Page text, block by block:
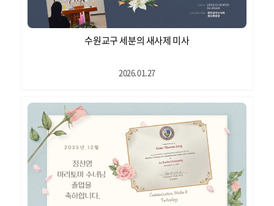
수원교구 세분의 새사제 미사
2026.01.27